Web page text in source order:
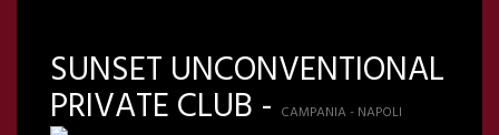
SUNSET UNCONVENTIONAL
PRIVATE CLUB - CAMPANIA - NAPOLI